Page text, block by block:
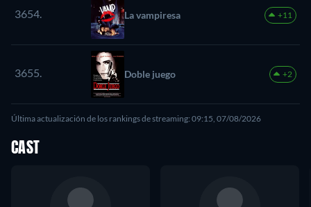
3654. La vampiresa +11
3655. Doble juego +2
Última actualización de los rankings de streaming: 09:15, 07/08/2026
CAST